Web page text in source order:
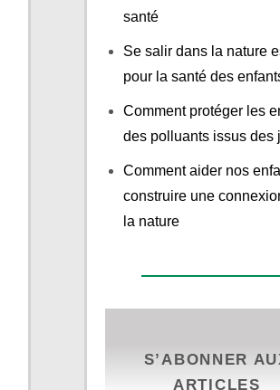
santé
Se salir dans la nature
pour la santé des
Comment protéger les
des polluants issus des
Comment aider nos
construire une
la nature
S’ABONNER
ARTICLES